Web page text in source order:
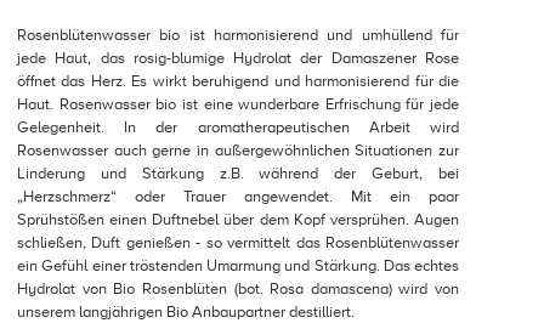
Rosenblütenwasser bio ist harmonisierend und umhüllend für
jede Haut, das rosig-blumige Hydrolat der Damaszener Rose
öffnet das Herz. Es wirkt beruhigend und harmonisierend für die
Haut. Rosenwasser bio ist eine wunderbare Erfrischung für jede
Gelegenheit. In der aromatherapeutischen Arbeit wird
Rosenwasser auch gerne in außergewöhnlichen Situationen zur
Linderung und Stärkung z.B. während der Geburt, bei
„Herzschmerz“ oder Trauer angewendet. Mit ein paar
Sprühstößen einen Duftnebel über dem Kopf versprühen. Augen
schließen, Duft genießen - so vermittelt das Rosenblütenwasser
ein Gefühl einer tröstenden Umarmung und Stärkung. Das echtes
Hydrolat von Bio Rosenblüten (bot. Rosa damascena) wird von
unserem langjährigen Bio Anbaupartner destilliert.